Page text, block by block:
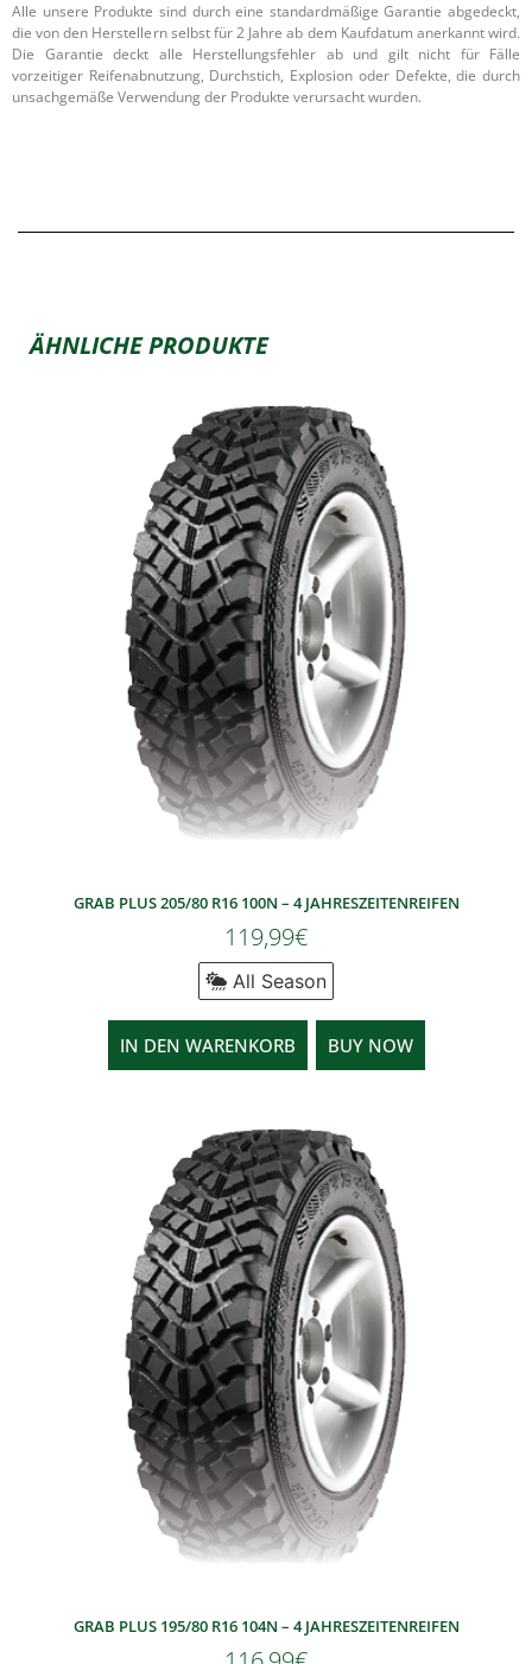
Alle unsere Produkte sind durch eine standardmäßige Garantie abgedeckt,
die von den Herstellern selbst für 2 Jahre ab dem Kaufdatum anerkannt wird.
Die Garantie deckt alle Herstellungsfehler ab und gilt nicht für Fälle
vorzeitiger Reifenabnutzung, Durchstich, Explosion oder Defekte, die durch
unsachgemäße Verwendung der Produkte verursacht wurden.
ÄHNLICHE PRODUKTE
GRAB PLUS 205/80 R16 100N – 4 JAHRESZEITENREIFEN
119,99€
All Season
IN DEN WARENKORB BUY NOW
GRAB PLUS 195/80 R16 104N – 4 JAHRESZEITENREIFEN